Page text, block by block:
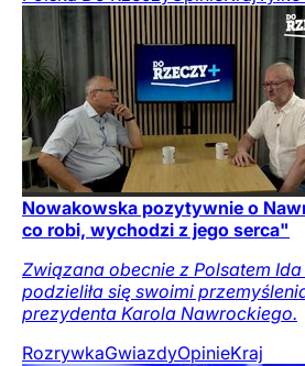
Nowakowska pozytywnie o
co robi, wychodzi z jego serca"
Związana obecnie z Polsatem
podzieliła się swoimi
prezydenta Karola Nawrockiego.
RozrywkaGwiazdyOpinieKraj